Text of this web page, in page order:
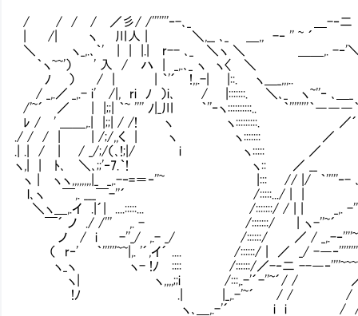
/ / / / ／彡/ /'''''''‐-､_ ＿-‐二
| /| ヽ 川人 | ＼,__ ､_ ＿,, -‐ '' ~ ´
＼ ヽ_,.､｀' | | |.| r-- ､_ ＼ヽ ＼ ＿＿,. -‐'
｀ヽ~~'） ' 入 / ハ | _,.､_ ヽ ヽ〈 ＼ ｀
ﾉ ） / | | ｀'´ !,,.-| |::. ヽ＿_,,,..
/ _,.／ _,.- i' /|, ri ﾉ ）i､ / |:::::::. ＼､_ ヽ~''‐ ､＿_
/'~´ ／ | |;;| ｀~ '''' ﾉ|_川 ｀''‐ヽ::::::::::.. ｀''''''''｀―――｀
ﾚ / ' ＿＿,.| |;;| / /! ヽ ヽ:::::::::. ／´
./ / / | | /;/,,く | ヽ ヽ::::::: ／
.| .| / | / _/;/（､!;|/ i ヽ::::: ／
ヽ,| | ﾄ､ ＼､;;'‐7.｀! ヽ:: ／ __
ヽ | ヽヽ,,,,,,,,|_ _,.-‐=＝‐''~ |::: // |/ ｀'''''‐-
l､ヽ ￣,. ___￣-''´ /:::::.../ | |
＼ヽ＿,.イ .|´| ....:::::... /:::::::/ / | | _,. -''~´
￣´ ノ ./ /''' ,. - /:::::::/ | ヽ-''~´
ノ / i -''_/ ,.- _/ /::::::/ ／ / _,.-
（ r‐' ｀''''''~~|,. '´,イ´ .... /::::::/ | ／ _/ -
ヽ_ヽ ヽ- !ﾉ :::: /::::::/／-‐二 --―‐''''~~~~
ヽ| ヽ,,,,;;i /:::,.-'´-''~´/ / ／
!ﾉ .| |_,.-'~´ / / /
ヽ､＿,.-'´ i i /